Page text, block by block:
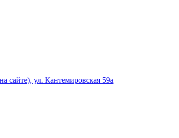
сайте), ул. Кантемировская 59а